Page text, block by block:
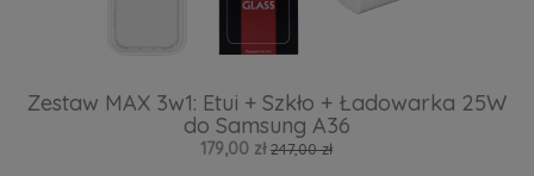
Zestaw MAX 3w1: Etui + Szkło + Ładowarka 25W
do Samsung A36
179,00 zł 247,00 zł